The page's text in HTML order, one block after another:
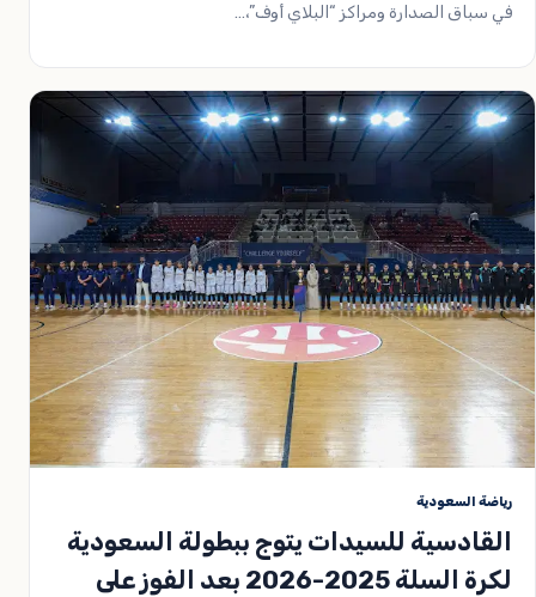
في سباق الصدارة ومراكز “البلاي أوف”،…
رياضة السعودية
القادسية للسيدات يتوج ببطولة السعودية
لكرة السلة 2025-2026 بعد الفوز على